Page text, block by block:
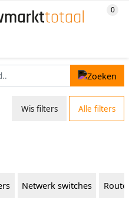
Wis filters Alle filters
Netwerk switches